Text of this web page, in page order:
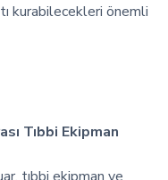
kurabilecekleri önemli
Tıbbi Ekipman
tıbbi ekipman ve